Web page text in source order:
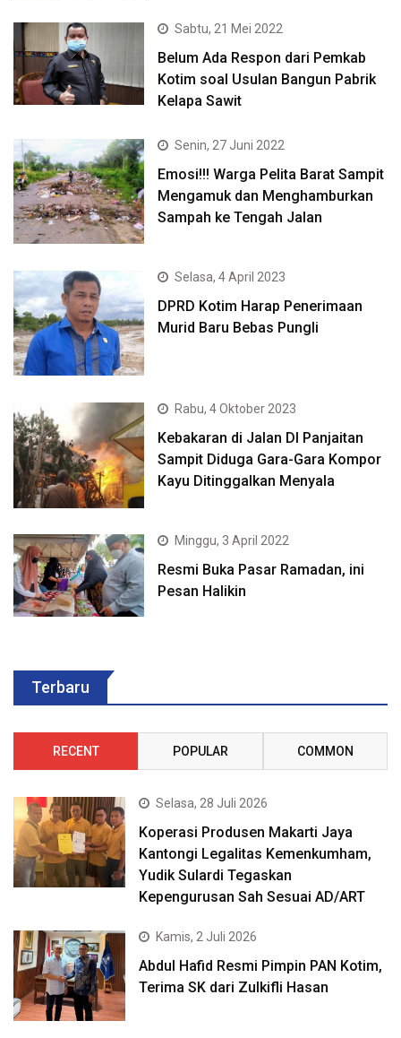
Sabtu, 21 Mei 2022
Belum Ada Respon dari Pemkab
Kotim soal Usulan Bangun Pabrik
Kelapa Sawit
Senin, 27 Juni 2022
Emosi!!! Warga Pelita Barat Sampit
Mengamuk dan Menghamburkan
Sampah ke Tengah Jalan
Selasa, 4 April 2023
DPRD Kotim Harap Penerimaan
Murid Baru Bebas Pungli
Rabu, 4 Oktober 2023
Kebakaran di Jalan DI Panjaitan
Sampit Diduga Gara-Gara Kompor
Kayu Ditinggalkan Menyala
Minggu, 3 April 2022
Resmi Buka Pasar Ramadan, ini
Pesan Halikin
Terbaru
RECENT POPULAR COMMON
Selasa, 28 Juli 2026
Koperasi Produsen Makarti Jaya
Kantongi Legalitas Kemenkumham,
Yudik Sulardi Tegaskan
Kepengurusan Sah Sesuai AD/ART
Kamis, 2 Juli 2026
Abdul Hafid Resmi Pimpin PAN Kotim,
Terima SK dari Zulkifli Hasan